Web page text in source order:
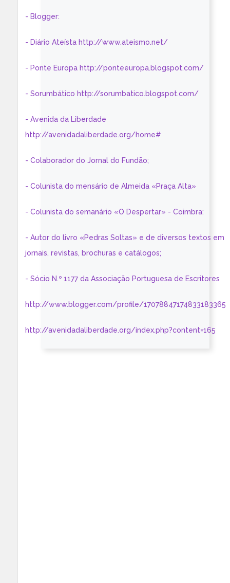
- Blogger:
- Diário Ateísta http://www.ateismo.net/
- Ponte Europa http://ponteeuropa.blogspot.com/
- Sorumbático http://sorumbatico.blogspot.com/
- Avenida da Liberdade
http://avenidadaliberdade.org/home#
- Colaborador do Jornal do Fundão;
- Colunista do mensário de Almeida «Praça Alta»
- Colunista do semanário «O Despertar» - Coimbra:
- Autor do livro «Pedras Soltas» e de diversos textos em
jornais, revistas, brochuras e catálogos;
- Sócio N.º 1177 da Associação Portuguesa de Escritores
http://www.blogger.com/profile/17078847174833183365
http://avenidadaliberdade.org/index.php?content=165